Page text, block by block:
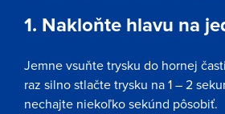
1. Nakloňte hlavu na
Jemne vsuňte trysku do hornej
raz silno stlačte trysku na 1 – 2
nechajte niekoľko sekúnd pôsobiť.